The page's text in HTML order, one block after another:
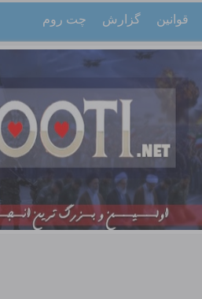
قوانین گزارش چت روم